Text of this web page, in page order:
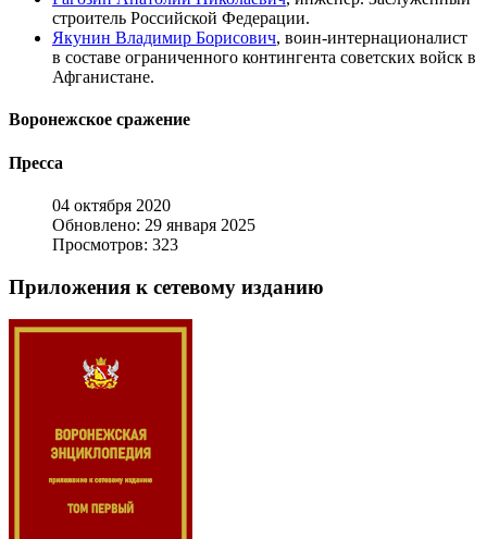
строитель Российской Федерации.
Якунин Владимир Борисович, воин-интернационалист
в составе ограниченного контингента советских войск в
Афганистане.
Воронежское сражение
Пресса
04 октября 2020
Обновлено: 29 января 2025
Просмотров: 323
Приложения к сетевому изданию